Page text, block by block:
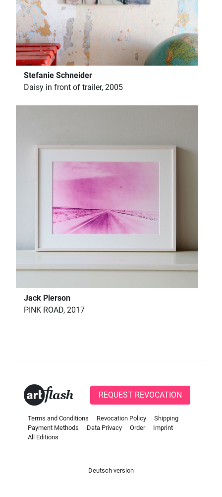
Stefanie Schneider
Daisy in front of trailer, 2005
Jack Pierson
PINK ROAD, 2017
REQUEST REVOCATION
Terms and Conditions Revocation Policy
Shipping
Payment Methods
Data Privacy Order
Imprint
All Editions
Deutsch version